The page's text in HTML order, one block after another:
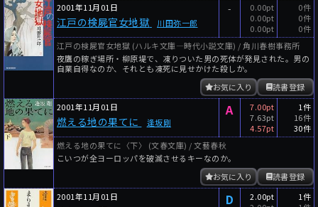
2001年11月01日
江戸の検屍官女地獄 川田弥一郎
-
0.00pt
0.00pt
0.00pt
0件
0件
0件
江戸の検屍官女地獄 (ハルキ文庫―時代小説文庫) / 角川春樹事務所
夜鷹の稼ぎ場所・柳原堤で、凍りついた男の死体が発見された。男の
自業自得なのか、それとも凍死に見せかけた殺しか。
読書登録
お気に入り
2001年11月01日
燃える地の果てに 逢坂剛
A
7.00pt
7.63pt
4.57pt
1件
16件
30件
燃える地の果てに〈下〉 (文春文庫) / 文藝春秋
こいつが全ヨーロッパを破滅させるキーなのか。
読書登録
お気に入り
2001年11月01日
D
2.00pt
1件